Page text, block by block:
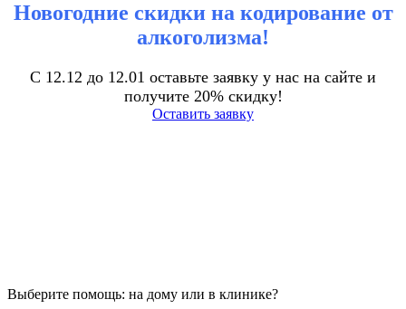
Новогодние скидки на кодирование от
алкоголизма!
С 12.12 до 12.01 оставьте заявку у нас на сайте и
получите 20% скидку!
Оставить заявку
Выберите помощь: на дому или в клинике?